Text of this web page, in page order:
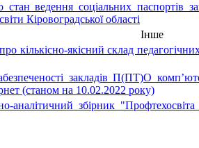
стан ведення соціальних паспортів
Кіровоградської області
Інше
кількісно-якісний склад
закладів П(ПТ)О
(станом на 10.02.2022 року)
аналітичний збірник